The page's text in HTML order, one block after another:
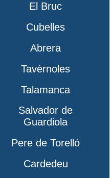
El Bruc
Cubelles
Abrera
Tavèrnoles
Talamanca
Salvador de
Guardiola
Pere de Torelló
Cardedeu